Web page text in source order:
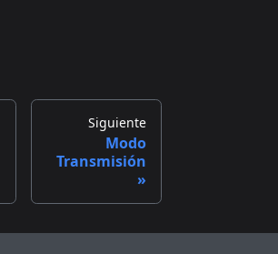
Siguiente
Modo
Transmisión